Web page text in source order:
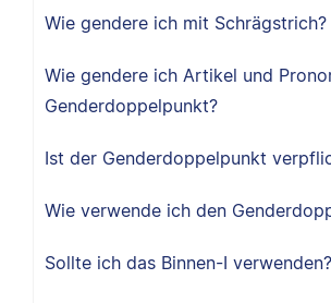
Wie gendere ich mit Schrägstrich?
Wie gendere ich Artikel und
Genderdoppelpunkt?
Ist der Genderdoppelpunkt
Wie verwende ich den
Sollte ich das Binnen-I verwenden?